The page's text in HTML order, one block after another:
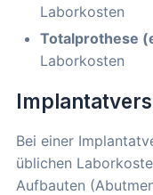
Laborkosten
Totalprothese
Laborkosten
Bei einer
üblichen
Aufbauten